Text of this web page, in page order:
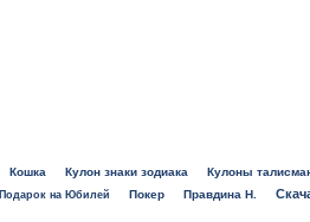
Кошка Кулон знаки зодиака Кулоны
Подарок на Юбилей Покер Правдина Н.